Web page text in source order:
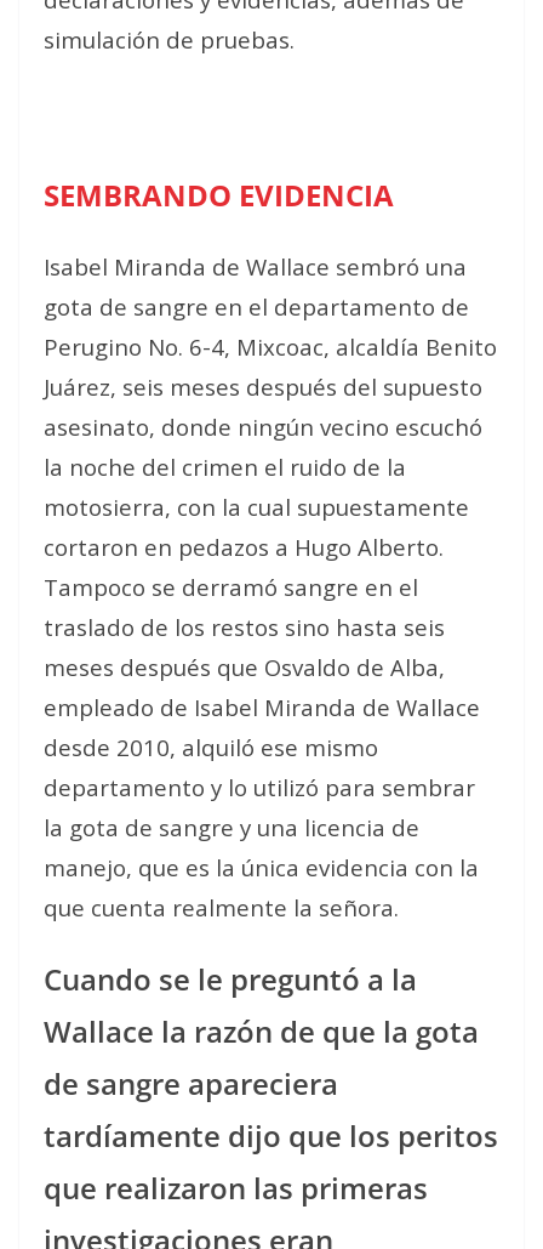
simulación de pruebas.
SEMBRANDO EVIDENCIA
Isabel Miranda de Wallace sembró una
gota de sangre en el departamento de
Perugino No. 6-4, Mixcoac, alcaldía Benito
Juárez, seis meses después del supuesto
asesinato, donde ningún vecino escuchó
la noche del crimen el ruido de la
motosierra, con la cual supuestamente
cortaron en pedazos a Hugo Alberto.
Tampoco se derramó sangre en el
traslado de los restos sino hasta seis
meses después que Osvaldo de Alba,
empleado de Isabel Miranda de Wallace
desde 2010, alquiló ese mismo
departamento y lo utilizó para sembrar
la gota de sangre y una licencia de
manejo, que es la única evidencia con la
que cuenta realmente la señora.
Cuando se le preguntó a la
Wallace la razón de que la gota
de sangre apareciera
tardíamente dijo que los peritos
que realizaron las primeras
investigaciones eran